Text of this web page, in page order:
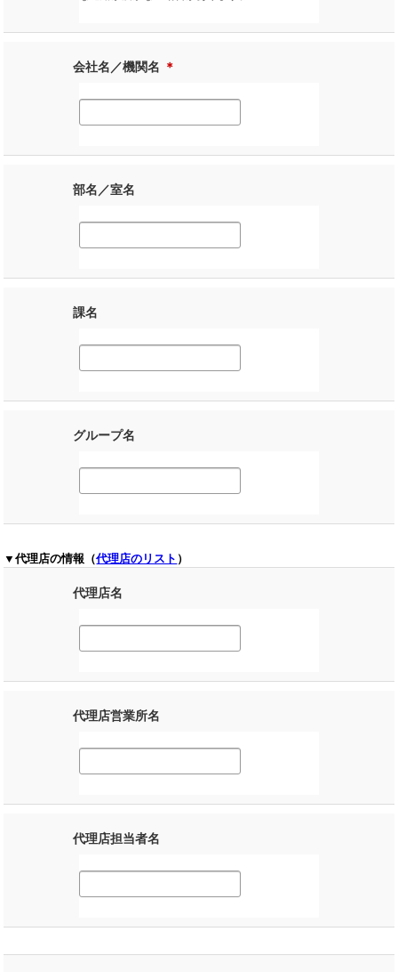
会社名／機関名 ＊
部名／室名
課名
グループ名
▼代理店の情報（代理店のリスト ）
代理店名
代理店営業所名
代理店担当者名